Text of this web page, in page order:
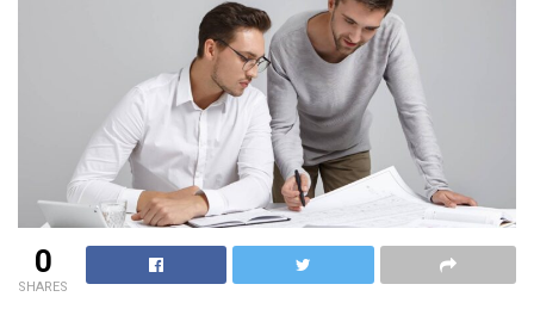
0
SHARES